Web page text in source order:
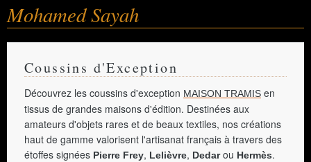
Mohamed Sayah
Coussins d'Exception
Découvrez les coussins d'exception MAISON TRAMIS en
tissus de grandes maisons d'édition. Destinées aux
amateurs d'objets rares et de beaux textiles, nos créations
haut de gamme valorisent l'artisanat français à travers des
étoffes signées Pierre Frey, Lelièvre, Dedarou Hermès.